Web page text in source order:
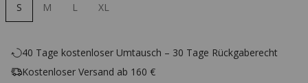
S M L XL
40 Tage kostenloser Umtausch – 30 Tage Rückgaberecht
Kostenloser Versand ab 160 €